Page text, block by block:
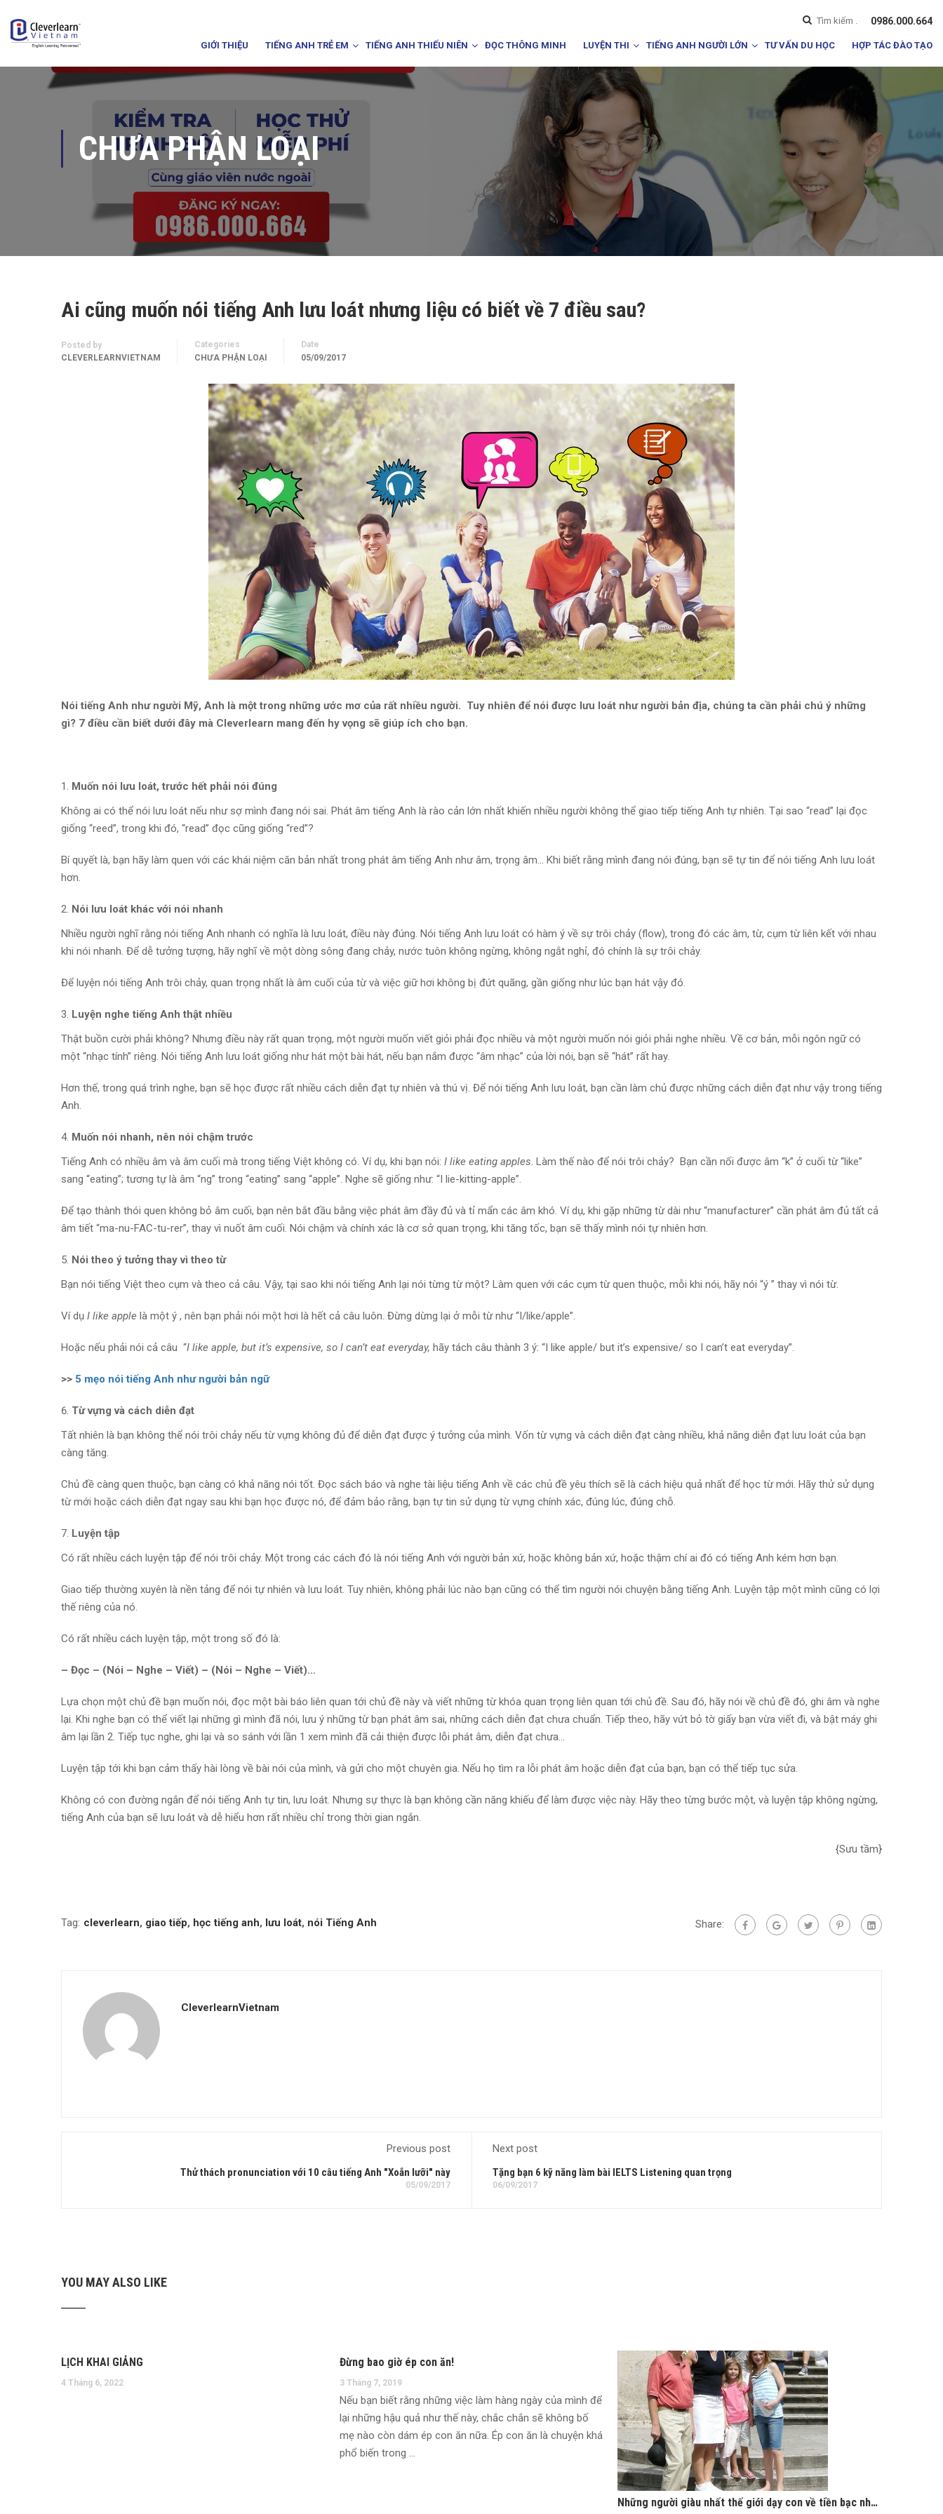
0986.000.664
GIỚI THIỆU TIẾNG ANH TRẺ EM TIẾNG ANH THIẾU NIÊN ĐỌC THÔNG MINH LUYỆN THI TIẾNG ANH NGƯỜI LỚN TƯ VẤN DU HỌC HỢP TÁC ĐÀO TẠO
CHƯA PHẬN LOẠI
Ai cũng muốn nói tiếng Anh lưu loát nhưng liệu có biết về 7 điều sau?
Posted by
CLEVERLEARNVIETNAM
Categories
CHƯA PHẬN LOẠI
Date
05/09/2017
Nói tiếng Anh như người Mỹ, Anh là một trong những ước mơ của rất nhiều người. Tuy nhiên để nói được lưu loát như người bản địa, chúng ta cần phải chú ý những
gì? 7 điều cần biết dưới đây mà Cleverlearn mang đến hy vọng sẽ giúp ích cho bạn.
Muốn nói lưu loát, trước hết phải nói đúng
Không ai có thể nói lưu loát nếu như sợ mình đang nói sai. Phát âm tiếng Anh là rào cản lớn nhất khiến nhiều người không thể giao tiếp tiếng Anh tự nhiên. Tại sao “read” lại đọc
giống “reed”, trong khi đó, “read” đọc cũng giống “red”?
Bí quyết là, bạn hãy làm quen với các khái niệm căn bản nhất trong phát âm tiếng Anh như âm, trọng âm… Khi biết rằng mình đang nói đúng, bạn sẽ tự tin để nói tiếng Anh lưu loát
hơn.
Nói lưu loát khác với nói nhanh
Nhiều người nghĩ rằng nói tiếng Anh nhanh có nghĩa là lưu loát, điều này đúng. Nói tiếng Anh lưu loát có hàm ý về sự trôi chảy (flow), trong đó các âm, từ, cụm từ liên kết với nhau
khi nói nhanh. Để dễ tưởng tượng, hãy nghĩ về một dòng sông đang chảy, nước tuôn không ngừng, không ngắt nghỉ, đó chính là sự trôi chảy.
Để luyện nói tiếng Anh trôi chảy, quan trọng nhất là âm cuối của từ và việc giữ hơi không bị đứt quãng, gần giống như lúc bạn hát vậy đó.
Luyện nghe tiếng Anh thật nhiều
Thật buồn cười phải không? Nhưng điều này rất quan trọng, một người muốn viết giỏi phải đọc nhiều và một người muốn nói giỏi phải nghe nhiều. Về cơ bản, mỗi ngôn ngữ có
một “nhạc tính” riêng. Nói tiếng Anh lưu loát giống như hát một bài hát, nếu bạn nắm được “âm nhạc” của lời nói, bạn sẽ “hát” rất hay.
Hơn thế, trong quá trình nghe, bạn sẽ học được rất nhiều cách diễn đạt tự nhiên và thú vị. Để nói tiếng Anh lưu loát, bạn cần làm chủ được những cách diễn đạt như vậy trong tiếng
Anh.
Muốn nói nhanh, nên nói chậm trước
Tiếng Anh có nhiều âm và âm cuối mà trong tiếng Việt không có. Ví dụ, khi bạn nói: I like eating apples. Làm thế nào để nói trôi chảy? Bạn cần nối được âm “k” ở cuối từ “like”
sang “eating”; tương tự là âm “ng” trong “eating” sang “apple”. Nghe sẽ giống như: “I lie-kitting-apple”.
Để tạo thành thói quen không bỏ âm cuối, bạn nên bắt đầu bằng việc phát âm đầy đủ và tỉ mẩn các âm khó. Ví dụ, khi gặp những từ dài như “manufacturer” cần phát âm đủ tất cả
âm tiết “ma-nu-FAC-tu-rer”, thay vì nuốt âm cuối. Nói chậm và chính xác là cơ sở quan trọng, khi tăng tốc, bạn sẽ thấy mình nói tự nhiên hơn.
Nói theo ý tưởng thay vì theo từ
Bạn nói tiếng Việt theo cụm và theo cả câu. Vậy, tại sao khi nói tiếng Anh lại nói từng từ một? Làm quen với các cụm từ quen thuộc, mỗi khi nói, hãy nói “ý ” thay vì nói từ.
Ví dụ I like apple là một ý , nên bạn phải nói một hơi là hết cả câu luôn. Đừng dừng lại ở mỗi từ như “I/like/apple”.
Hoặc nếu phải nói cả câu “I like apple, but it’s expensive, so I can’t eat everyday, hãy tách câu thành 3 ý: “I like apple/ but it’s expensive/ so I can’t eat everyday”.
>> 5 mẹo nói tiếng Anh như người bản ngữ
Từ vựng và cách diễn đạt
Tất nhiên là bạn không thể nói trôi chảy nếu từ vựng không đủ để diễn đạt được ý tưởng của mình. Vốn từ vựng và cách diễn đạt càng nhiều, khả năng diễn đạt lưu loát của bạn
càng tăng.
Chủ đề càng quen thuộc, bạn càng có khả năng nói tốt. Đọc sách báo và nghe tài liệu tiếng Anh về các chủ đề yêu thích sẽ là cách hiệu quả nhất để học từ mới. Hãy thử sử dụng
từ mới hoặc cách diễn đạt ngay sau khi bạn học được nó, để đảm bảo rằng, bạn tự tin sử dụng từ vựng chính xác, đúng lúc, đúng chỗ.
Luyện tập
Có rất nhiều cách luyện tập để nói trôi chảy. Một trong các cách đó là nói tiếng Anh với người bản xứ, hoặc không bản xứ, hoặc thậm chí ai đó có tiếng Anh kém hơn bạn.
Giao tiếp thường xuyên là nền tảng để nói tự nhiên và lưu loát. Tuy nhiên, không phải lúc nào bạn cũng có thể tìm người nói chuyện bằng tiếng Anh. Luyện tập một mình cũng có lợi
thế riêng của nó.
Có rất nhiều cách luyện tập, một trong số đó là:
– Đọc – (Nói – Nghe – Viết) – (Nói – Nghe – Viết)…
Lựa chọn một chủ đề bạn muốn nói, đọc một bài báo liên quan tới chủ đề này và viết những từ khóa quan trọng liên quan tới chủ đề. Sau đó, hãy nói về chủ đề đó, ghi âm và nghe
lại. Khi nghe bạn có thể viết lại những gì mình đã nói, lưu ý những từ bạn phát âm sai, những cách diễn đạt chưa chuẩn. Tiếp theo, hãy vứt bỏ tờ giấy bạn vừa viết đi, và bật máy ghi
âm lại lần 2. Tiếp tục nghe, ghi lại và so sánh với lần 1 xem mình đã cải thiện được lỗi phát âm, diễn đạt chưa…
Luyện tập tới khi bạn cảm thấy hài lòng về bài nói của mình, và gửi cho một chuyên gia. Nếu họ tìm ra lỗi phát âm hoặc diễn đạt của bạn, bạn có thể tiếp tục sửa.
Không có con đường ngắn để nói tiếng Anh tự tin, lưu loát. Nhưng sự thực là bạn không cần năng khiếu để làm được việc này. Hãy theo từng bước một, và luyện tập không ngừng,
tiếng Anh của bạn sẽ lưu loát và dễ hiểu hơn rất nhiều chỉ trong thời gian ngắn.
{Sưu tầm}
Tag: cleverlearn, giao tiếp, học tiếng anh, lưu loát, nói Tiếng Anh Share:
CleverlearnVietnam
Previous post
Thử thách pronunciation với 10 câu tiếng Anh "Xoắn lưỡi" này
05/09/2017
Next post
Tặng bạn 6 kỹ năng làm bài IELTS Listening quan trọng
06/09/2017
YOU MAY ALSO LIKE
LỊCH KHAI GIẢNG
4 Tháng 6, 2022
Đừng bao giờ ép con ăn!
3 Tháng 7, 2019
Nếu bạn biết rằng những việc làm hàng ngày của mình để
lại những hậu quả như thế này, chắc chắn sẽ không bố
mẹ nào còn dám ép con ăn nữa. Ép con ăn là chuyện khá
phổ biến trong …
Những người giàu nhất thế giới dạy con về tiền bạc như thế nào